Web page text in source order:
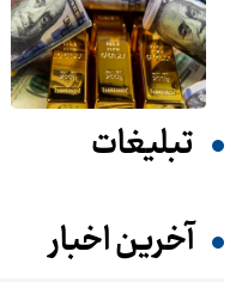
تبلیغات
آخرین اخبار